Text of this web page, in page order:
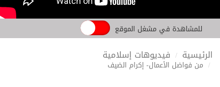
للمشاهدة في مشغل الموقع
الرئيسية فيديوهات إسلامية
من فواضل الأعمال- إكرام الضيف